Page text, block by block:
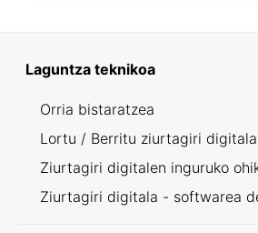
Laguntza teknikoa
Orria bistaratzea
Lortu / Berritu ziurtagiri digitala
Ziurtagiri digitalen inguruko
Ziurtagiri digitala - softwarea